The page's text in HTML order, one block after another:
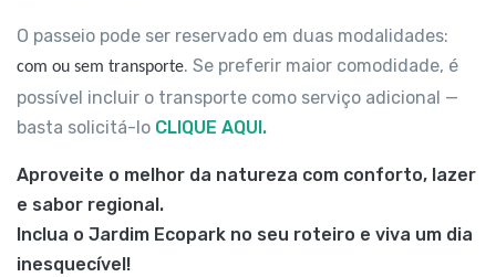
O passeio pode ser reservado em duas modalidades:
com ou sem transporte. Se preferir maior comodidade, é
possível incluir o transporte como serviço adicional —
basta solicitá-lo CLIQUE AQUI.
Aproveite o melhor da natureza com conforto, lazer
e sabor regional.
Inclua o Jardim Ecopark no seu roteiro e viva um dia
inesquecível!